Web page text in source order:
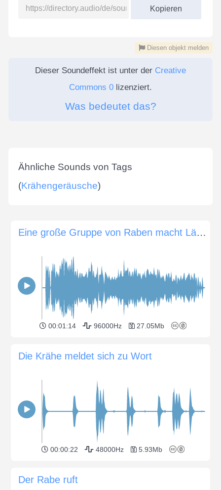
Kopieren
Diesen objekt melden
Dieser Soundeffekt ist unter der Creative
Commons 0 lizenziert.
Was bedeutet das?
Ähnliche Sounds von Tags
(Krähengeräusche)
Eine große Gruppe von Raben macht Lärm
00:01:14 96000Hz 27.05Mb
Die Krähe meldet sich zu Wort
00:00:22 48000Hz 5.93Mb
Der Rabe ruft